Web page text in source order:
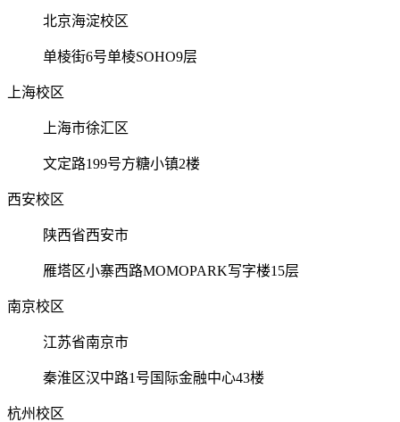
北京海淀校区
单棱街6号单棱SOHO9层
上海校区
上海市徐汇区
文定路199号方糖小镇2楼
西安校区
陕西省西安市
雁塔区小寨西路MOMOPARK写字楼15层
南京校区
江苏省南京市
秦淮区汉中路1号国际金融中心43楼
杭州校区